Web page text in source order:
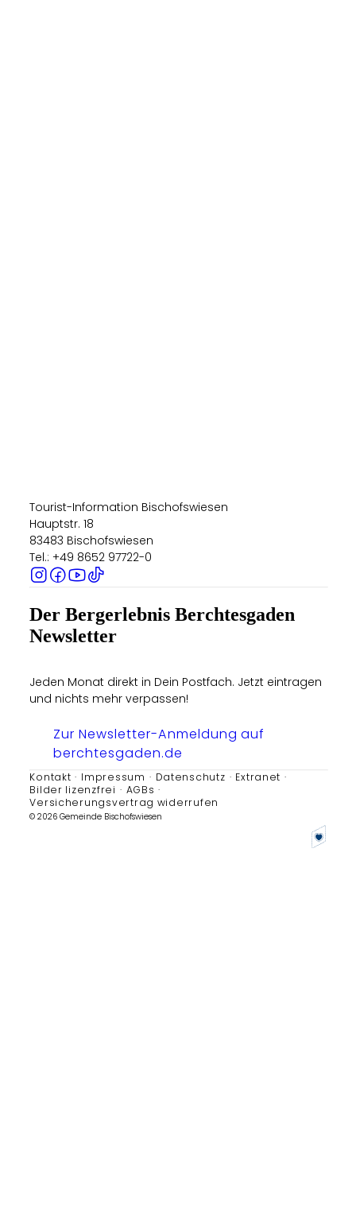
Tourist-Information Bischofswiesen
Hauptstr. 18
83483 Bischofswiesen
Tel.: +49 8652 97722-0
Der Bergerlebnis Berchtesgaden
Newsletter
Jeden Monat direkt in Dein Postfach. Jetzt eintragen
und nichts mehr verpassen!
Zur Newsletter-Anmeldung auf
berchtesgaden.de
Kontakt Impressum Datenschutz
Extranet
Bilder lizenzfrei
AGBs
Versicherungsvertrag widerrufen
© 2026 Gemeinde Bischofswiesen